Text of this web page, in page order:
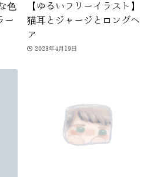
色
ー
【ゆるいフリーイラスト】
猫耳とジャージとロングヘ
ア
2023年4月19日